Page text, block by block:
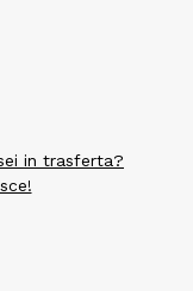
in trasferta?